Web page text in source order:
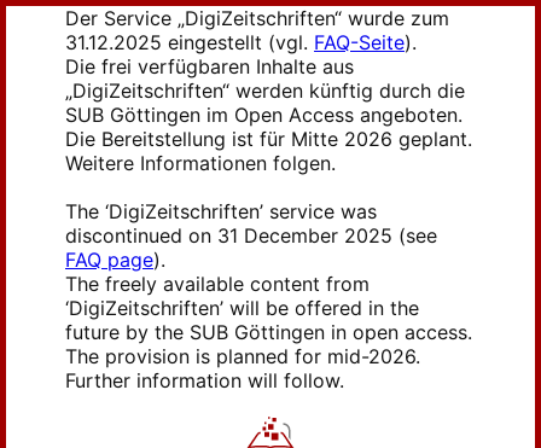
Der Service „DigiZeitschriften“ wurde zum
31.12.2025 eingestellt (vgl. FAQ-Seite).
Die frei verfügbaren Inhalte aus
„DigiZeitschriften“ werden künftig durch die
SUB Göttingen im Open Access angeboten.
Die Bereitstellung ist für Mitte 2026 geplant.
Weitere Informationen folgen.
The ‘DigiZeitschriften’ service was
discontinued on 31 December 2025 (see
FAQ page).
The freely available content from
‘DigiZeitschriften’ will be offered in the
future by the SUB Göttingen in open access.
The provision is planned for mid-2026.
Further information will follow.